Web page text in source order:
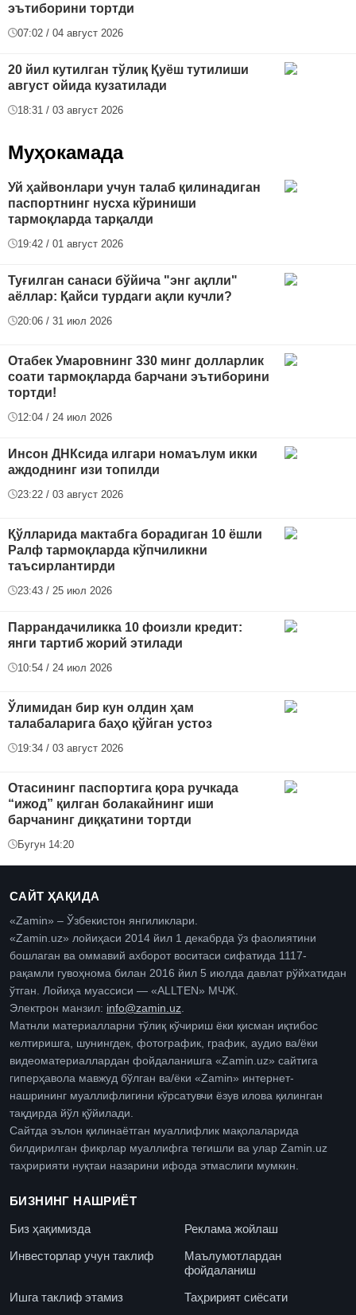
эътиборини тортди
07:02 / 04 август 2026
20 йил кутилган тўлиқ Қуёш тутилиши
август ойида кузатилади
18:31 / 03 август 2026
Муҳокамада
Уй ҳайвонлари учун талаб қилинадиган
паспортнинг нусха кўриниши
тармоқларда тарқалди
19:42 / 01 август 2026
Туғилган санаси бўйича "энг ақлли"
аёллар: Қайси турдаги ақли кучли?
20:06 / 31 июл 2026
Отабек Умаровнинг 330 минг долларлик
соати тармоқларда барчани эътиборини
тортди!
12:04 / 24 июл 2026
Инсон ДНКсида илгари номаълум икки
аждоднинг изи топилди
23:22 / 03 август 2026
Қўлларида мактабга борадиган 10 ёшли
Ралф тармоқларда кўпчиликни
таъсирлантирди
23:43 / 25 июл 2026
Паррандачиликка 10 фоизли кредит:
янги тартиб жорий этилади
10:54 / 24 июл 2026
Ўлимидан бир кун олдин ҳам
талабаларига баҳо қўйган устоз
19:34 / 03 август 2026
Отасининг паспортига қора ручкада
“ижод” қилган болакайнинг иши
барчанинг диққатини тортди
Бугун 14:20
САЙТ ҲАҚИДА
«Zamin» – Ўзбекистон янгиликлари.
«Zamin.uz» лойиҳаси 2014 йил 1 декабрда ўз фаолиятини
бошлаган ва оммавий ахборот воситаси сифатида 1117-
рақамли гувоҳнома билан 2016 йил 5 июлда давлат рўйхатидан
ўтган. Лойиҳа муассиси — «ALLTEN» МЧЖ.
Электрон манзил: info@zamin.uz
Матнли материалларни тўлиқ кўчириш ёки қисман иқтибос
келтиришга, шунингдек, фотографик, график, аудио ва/ёки
видеоматериаллардан фойдаланишга «Zamin.uz» сайтига
гиперҳавола мавжуд бўлган ва/ёки «Zamin» интернет-
нашрининг муаллифлигини кўрсатувчи ёзув илова қилинган
тақдирда йўл қўйилади.
Сайтда эълон қилинаётган муаллифлик мақолаларида
билдирилган фикрлар муаллифга тегишли ва улар Zamin.uz
таҳририяти нуқтаи назарини ифода этмаслиги мумкин.
БИЗНИНГ НАШРИЁТ
Биз ҳақимизда
Реклама жойлаш
Инвесторлар учун таклиф
Маълумотлардан
фойдаланиш
Ишга таклиф этамиз
Таҳририят сиёсати